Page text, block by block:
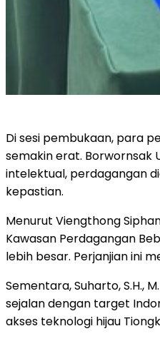
Di sesi pembukaan, para
semakin erat. Borwornsak
intelektual, perdagangan
kepastian.
Menurut Viengthong
Kawasan Perdagangan
lebih besar. Perjanjian ini
Sementara, Suharto, S.H.,
sejalan dengan target
akses teknologi hijau